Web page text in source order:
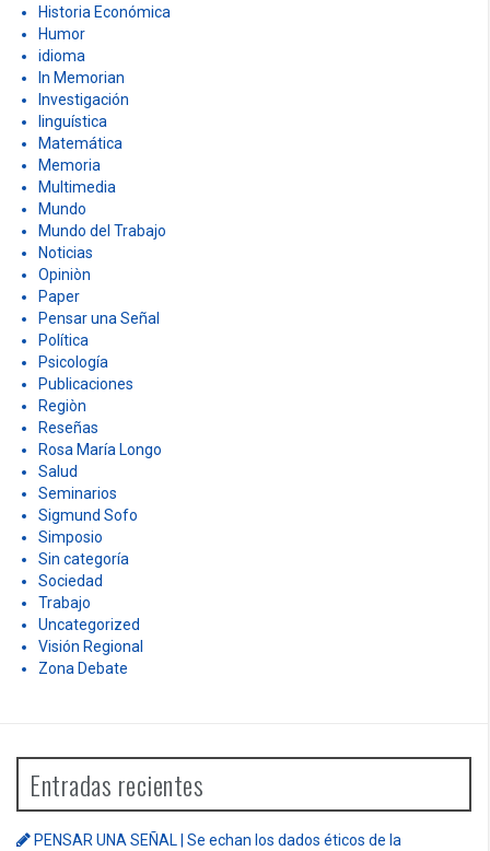
Historia Económica
Humor
idioma
In Memorian
Investigación
linguística
Matemática
Memoria
Multimedia
Mundo
Mundo del Trabajo
Noticias
Opiniòn
Paper
Pensar una Señal
Política
Psicología
Publicaciones
Regiòn
Reseñas
Rosa María Longo
Salud
Seminarios
Sigmund Sofo
Simposio
Sin categoría
Sociedad
Trabajo
Uncategorized
Visión Regional
Zona Debate
Entradas recientes
PENSAR UNA SEÑAL | Se echan los dados éticos de la